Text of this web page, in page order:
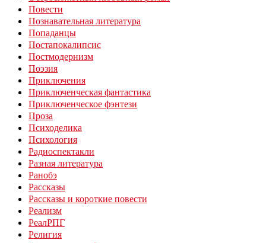
Повести
Познавательная литература
Попаданцы
Постапокалипсис
Постмодернизм
Поэзия
Приключения
Приключенческая фантастика
Приключенческое фэнтези
Проза
Психоделика
Психология
Радиоспектакли
Разная литература
Ранобэ
Рассказы
Рассказы и короткие повести
Реализм
РеалРПГ
Религия